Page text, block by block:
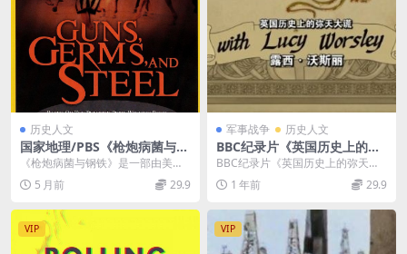
历史人文
国家地理/PBS《枪炮病菌与钢
铁 Guns, Germs, and Steel
2005》全3集 英语中字 1080
P/MP4/2.54G 人类文明进化
《枪炮病菌与钢铁》是一部由美国
演化生物学家贾雷德·戴蒙德（Jared
Diamo...
5 月前 29.9
军事战争 历史人文
BBC纪录片《英国历史上的弥
天大谎 印度殖民 British Hist
ory’s Biggest Fibs with Luc
y Worsley 2017》 英语中字
上的弥天大谎
BBC纪录片《英国历史上的弥天大
谎 印度殖民 British History&#...
1 年前 29.9
VIP VIP